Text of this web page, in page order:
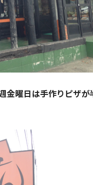
金曜日は手作りピザが